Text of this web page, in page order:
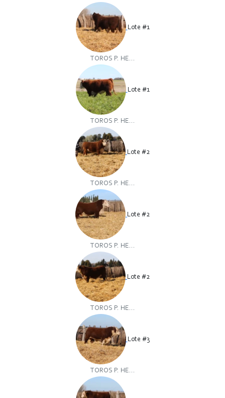
Lote #1
TOROS P. HE...
Lote #1
TOROS P. HE...
Lote #2
TOROS P. HE...
Lote #2
TOROS P. HE...
Lote #2
TOROS P. HE...
Lote #3
TOROS P. HE...